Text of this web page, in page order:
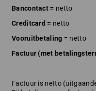
Bancontact = netto
Creditcard = netto
Vooruitbetaling = netto
Factuur (met
Factuur is netto